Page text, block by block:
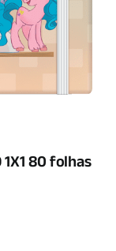
1X1 80 folhas